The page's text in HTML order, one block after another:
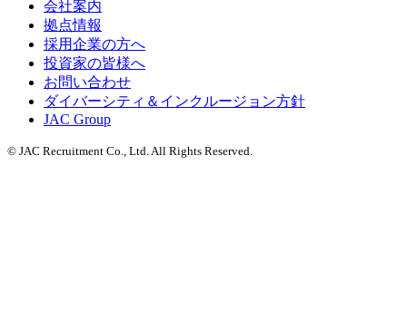
会社案内
拠点情報
採用企業の方へ
投資家の皆様へ
お問い合わせ
ダイバーシティ＆インクルージョン方針
JAC Group
© JAC Recruitment Co., Ltd. All Rights Reserved.